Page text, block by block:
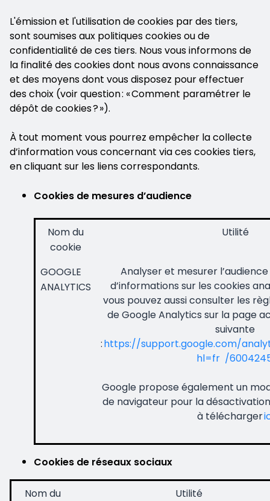
L'émission et l'utilisation de cookies par des tiers,
sont soumises aux politiques cookies ou de
confidentialité de ces tiers. Nous vous informons de
la finalité des cookies dont nous avons connaissance
et des moyens dont vous disposez pour effectuer
des choix (voir question : « Comment paramétrer le
dépôt de cookies ? »).
À tout moment vous pourrez empêcher la collecte
d’information vous concernant via ces cookies tiers,
en cliquant sur les liens correspondants.
Cookies de mesures d’audience
Nom du
cookie
Utilité
GOOGLE
ANALYTICS
Analyser et mesurer l’audience
d’informations sur les cookies
vous pouvez aussi consulter les
de Google Analytics sur la page
suivante
:https://support.google.com/
hl=fr /
Google propose également un
de navigateur pour la
à télécharger
Cookies de réseaux sociaux
Nom du
Utilité